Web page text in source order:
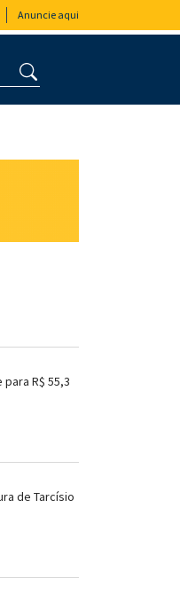
Anuncie aqui
R$ 55,3
de Tarcísio